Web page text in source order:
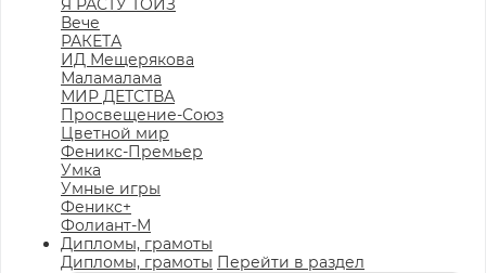
Я РАСТУ ТОЙЗ
Вече
РАКЕТА
ИД Мещерякова
Маламалама
МИР ДЕТСТВА
Просвещение-Союз
Цветной мир
Феникс-Премьер
Умка
Умные игры
Феникс+
Фолиант-М
Дипломы, грамоты
Дипломы, грамоты Перейти в раздел